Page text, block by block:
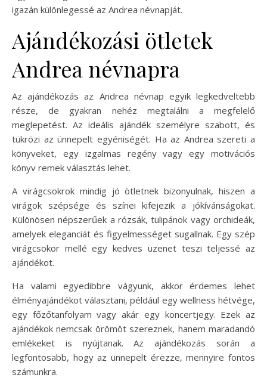
igazán különlegessé az Andrea névnapját.
Ajándékozási ötletek
Andrea névnapra
Az ajándékozás az Andrea névnap egyik legkedveltebb
része, de gyakran nehéz megtalálni a megfelelő
meglepetést. Az ideális ajándék személyre szabott, és
tükrözi az ünnepelt egyéniségét. Ha az Andrea szereti a
könyveket, egy izgalmas regény vagy egy motivációs
könyv remek választás lehet.
A virágcsokrok mindig jó ötletnek bizonyulnak, hiszen a
virágok szépsége és színei kifejezik a jókívánságokat.
Különösen népszerűek a rózsák, tulipánok vagy orchideák,
amelyek eleganciát és figyelmességet sugallnak. Egy szép
virágcsokor mellé egy kedves üzenet teszi teljessé az
ajándékot.
Ha valami egyedibbre vágyunk, akkor érdemes lehet
élményajándékot választani, például egy wellness hétvége,
egy főzőtanfolyam vagy akár egy koncertjegy. Ezek az
ajándékok nemcsak örömöt szereznek, hanem maradandó
emlékeket is nyújtanak. Az ajándékozás során a
legfontosabb, hogy az ünnepelt érezze, mennyire fontos
számunkra.